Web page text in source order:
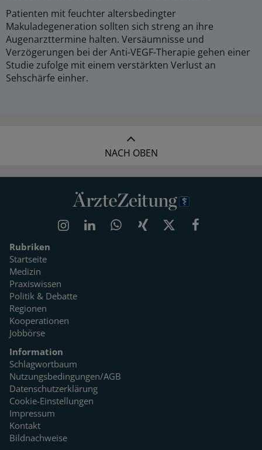
Patienten mit feuchter altersbedingter
Makuladegeneration sollten sich streng an ihre
Augenarzttermine halten. Versäumnisse und
Verzögerungen bei der Anti-VEGF-Therapie gehen einer
Studie zufolge mit einem verstärkten Verlust an
Sehschärfe einher.
NACH OBEN
Rubriken
Startseite
Medizin
Praxiswissen
Politik & Debatte
Regionen
Kooperationen
Jobbörse
Information
Schlagwortbaum
Nutzungsbedingungen/AGB
Datenschutzerklärung
Cookie-Einstellungen
Impressum
Kontakt
Bildnachweise